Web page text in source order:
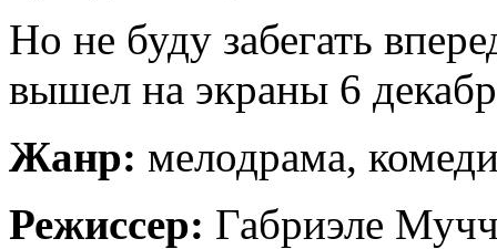
Но не буду забегать
вышел на экраны 6
Жанр: мелодрама,
Режиссер: Габриэле